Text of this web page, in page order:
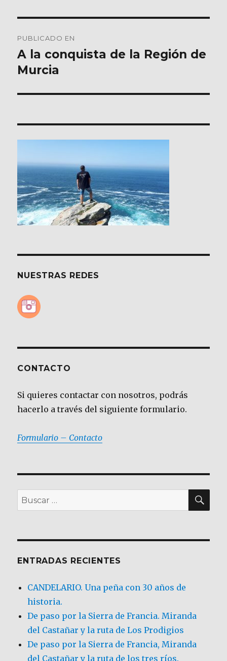
de
entradas
PUBLICADO EN
A la conquista de la Región de
Murcia
NUESTRAS REDES
CONTACTO
Si quieres contactar con nosotros, podrás
hacerlo a través del siguiente formulario.
Formulario – Contacto
Buscar
por:
ENTRADAS RECIENTES
CANDELARIO. Una peña con 30 años de
historia.
De paso por la Sierra de Francia. Miranda
del Castañar y la ruta de Los Prodigios
De paso por la Sierra de Francia, Miranda
del Castañar y la ruta de los tres ríos.